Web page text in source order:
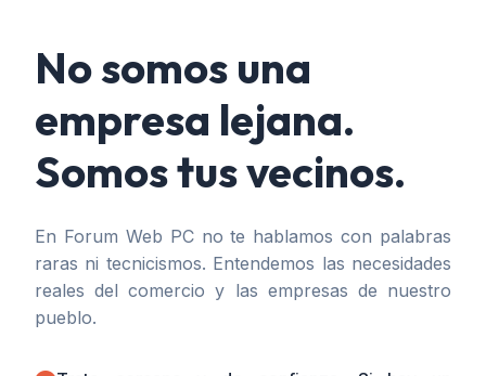
No somos una
empresa lejana.
Somos tus vecinos.
En Forum Web PC no te hablamos con palabras
raras ni tecnicismos. Entendemos las necesidades
reales del comercio y las empresas de nuestro
pueblo.